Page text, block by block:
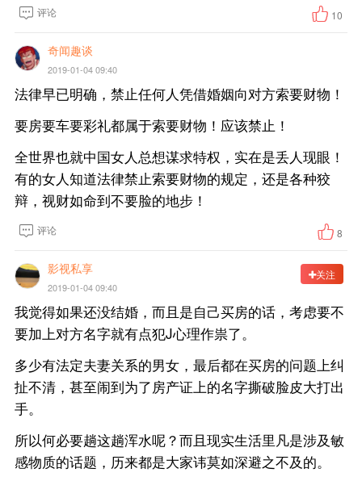
评论 10
奇闻趣谈
2019-01-04 09:40
法律早已明确，禁止任何人凭借婚姻向对方索要财物！
要房要车要彩礼都属于索要财物！应该禁止！
全世界也就中国女人总想谋求特权，实在是丢人现眼！
有的女人知道法律禁止索要财物的规定，还是各种狡
辩，视财如命到不要脸的地步！
评论 8
影视私享
2019-01-04 09:40
关注
我觉得如果还没结婚，而且是自己买房的话，考虑要不
要加上对方名字就有点犯J心理作祟了。
多少有法定夫妻关系的男女，最后都在买房的问题上纠
扯不清，甚至闹到为了房产证上的名字撕破脸皮大打出
手。
所以何必要趟这趟浑水呢？而且现实生活里凡是涉及敏
感物质的话题，历来都是大家讳莫如深避之不及的。